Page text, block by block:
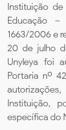
Instituição
Educação
1663/2006 e
20 de julho
Unyleya foi
Portaria nº
Instituição,
específica do